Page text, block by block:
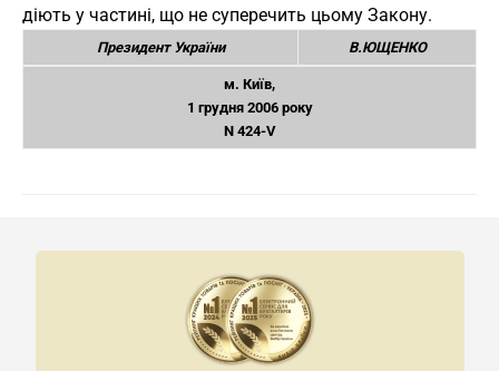
діють у частині, що не суперечить цьому Закону.
Президент України В.ЮЩЕНКО
м. Київ,
1 грудня 2006 року
N 424-V